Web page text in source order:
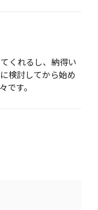
くれるし、納得い
検討してから始め
です。